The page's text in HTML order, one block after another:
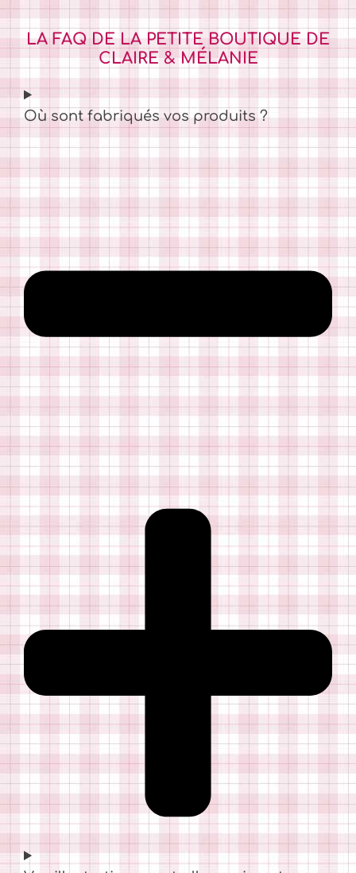
LA FAQ DE LA PETITE BOUTIQUE DE
CLAIRE & MÉLANIE
Où sont fabriqués vos produits ?